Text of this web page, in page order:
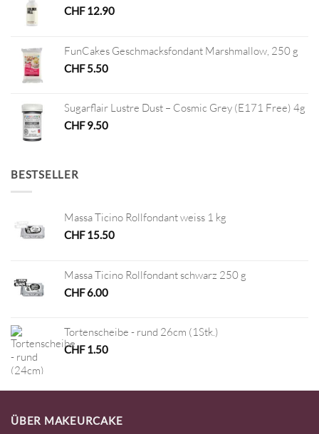
CHF12.90
FunCakes Geschmacksfondant Marshmallow, 250 g
CHF5.50
Sugarflair Lustre Dust – Cosmic Grey (E171 Free) 4g
CHF9.50
BESTSELLER
Massa Ticino Rollfondant weiss 1 kg
CHF15.50
Massa Ticino Rollfondant schwarz 250 g
CHF6.00
Tortenscheibe - rund 26cm (1Stk.)
CHF1.50
ÜBER MAKEURCAKE